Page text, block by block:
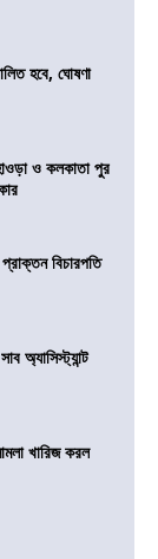
হবে, ঘোষণা
ও কলকাতা পুর
বিচারপতি
অ্যাসিস্ট্যান্ট
খারিজ করল